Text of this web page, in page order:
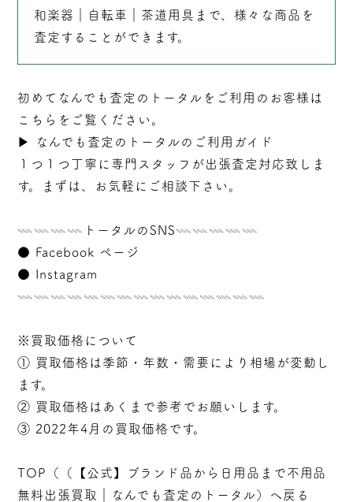
和楽器
自転車 茶道用具 まで、様々な商品を
査定することができます。
初めてなんでも査定のトータルをご利用のお客様は
こちらをご覧ください。
▶︎
なんでも査定のトータルのご利用ガイド
１つ１つ丁寧に専門スタッフが出張査定対応致しま
す。まずは、お気軽にご相談下さい。
𓇠𓇠𓇠𓇠トータルのSNS𓇠𓇠𓇠𓇠𓇠
● Facebook ページ
●
Instagram
𓇠𓇠𓇠𓇠𓇠𓇠𓇠𓇠𓇠𓇠𓇠𓇠𓇠𓇠𓇠
※買取価格について
① 買取価格は季節・年数・需要により相場が変動し
ます。
② 買取価格はあくまで参考でお願いします。
③ 2022年4月の買取価格です。
TOP（（
【公式】ブランド品から日用品まで不用品
無料出張買取｜なんでも査定のトータル ）へ戻る